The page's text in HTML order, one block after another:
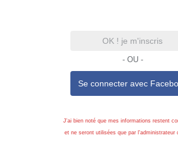
OK ! je m'inscris
- OU -
Se connecter avec
J'ai bien noté que mes informations restent
et ne seront utilisées que par l'administrateur